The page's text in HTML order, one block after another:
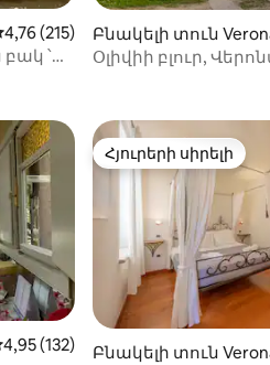
վարկանիշը՝ 5-ից 4,76,
4,76 (215)
բակ ՝
Բնակելի տուն
Օլիվիի բլուր,
վարկանիշը՝ 5-ից 4,95,
4,95 (132)
Հյուրերի սիրելի
Հյուրերի սիրելի
Բնակելի տուն